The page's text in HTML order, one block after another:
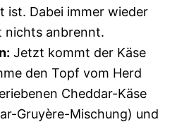
ist. Dabei immer wieder
nichts anbrennt.
Jetzt kommt der Käse
den Topf vom Herd
Cheddar-Käse
Gruyère-Mischung) und